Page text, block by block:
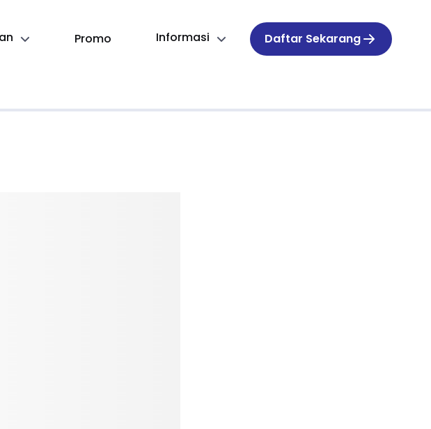
Promo Informasi Daftar Sekarang